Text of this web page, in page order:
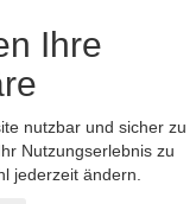
Ihre
nutzbar und sicher zu
Nutzungserlebnis zu
jederzeit ändern.
© bedandbreakfast.de 2026